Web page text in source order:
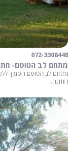
072-3308448
מתחם לב הטוטם-
מתחם לב הטוטם הסמוך
חתונה.